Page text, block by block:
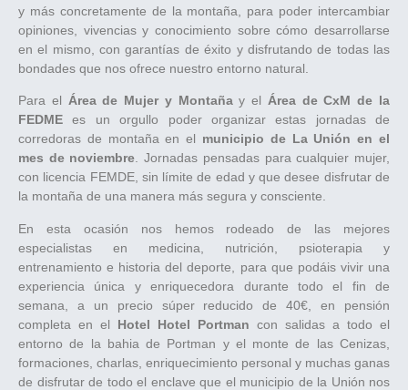
y más concretamente de la montaña, para poder intercambiar
opiniones, vivencias y conocimiento sobre cómo desarrollarse
en el mismo, con garantías de éxito y disfrutando de todas las
bondades que nos ofrece nuestro entorno natural.
Para el Área de Mujer y Montañay el Área de CxM de la
FEDME es un orgullo poder organizar estas jornadas de
corredoras de montaña en el municipio de La Unión en el
mes de noviembre. Jornadas pensadas para cualquier mujer,
con licencia FEMDE, sin límite de edad y que desee disfrutar de
la montaña de una manera más segura y consciente.
En esta ocasión nos hemos rodeado de las mejores
especialistas en medicina, nutrición, psioterapia y
entrenamiento e historia del deporte, para que podáis vivir una
experiencia única y enriquecedora durante todo el fin de
semana, a un precio súper reducido de 40€, en pensión
completa en el Hotel Hotel Portman con salidas a todo el
entorno de la bahia de Portman y el monte de las Cenizas,
formaciones, charlas, enriquecimiento personal y muchas ganas
de disfrutar de todo el enclave que el municipio de la Unión nos